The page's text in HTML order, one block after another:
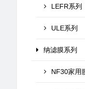
LEFR系列
ULE系列
纳滤膜系列
NF30家用